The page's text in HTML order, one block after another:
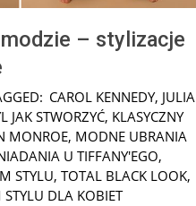
– stylizacje
CAROL KENNEDY, JULIA
JAK STWORZYĆ, KLASYCZNY
MONROE, MODNE UBRANIA
U TIFFANY'EGO,
STYLU, TOTAL BLACK LOOK,
DLA KOBIET